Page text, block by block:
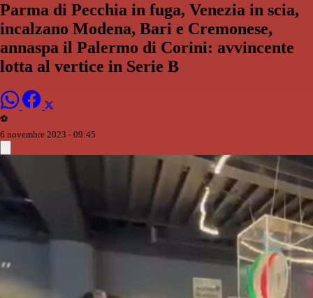
Parma di Pecchia in fuga, Venezia in scia,
incalzano Modena, Bari e Cremonese,
annaspa il Palermo di Corini: avvincente
lotta al vertice in Serie B
⚽️
6 novembre 2023 - 09:45